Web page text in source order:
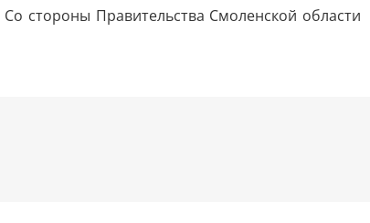
Со стороны Правительства Смоленской области